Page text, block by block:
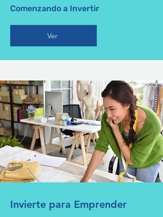
Comenzando a Invertir
Ver
Invierte para Emprender